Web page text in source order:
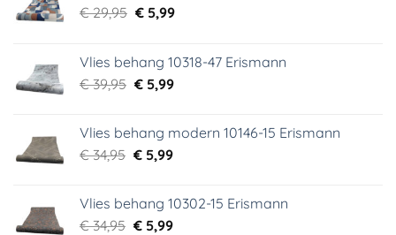
€29,95 Oorspronkelijke
€ 29,95.
€5,99Huidige
€ 5,99.
Vlies behang 10318-47 Erismann
€39,95 Oorspronkelijke
€ 39,95.
€5,99Huidige
€ 5,99.
Vlies behang modern 10146-15 Erismann
€34,95 Oorspronkelijke
€ 34,95.
€5,99Huidige
€ 5,99.
Vlies behang 10302-15 Erismann
€34,95 Oorspronkelijke
€5,99Huidige